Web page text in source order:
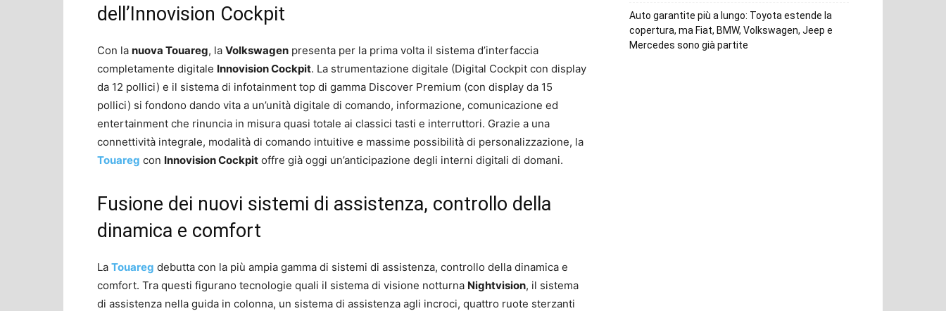
dell’Innovision Cockpit
Con la nuova Touareg, la Volkswagen presenta per la prima volta il sistema d’interfaccia
completamente digitale Innovision Cockpit. La strumentazione digitale (Digital Cockpit con display
da 12 pollici) e il sistema di infotainment top di gamma Discover Premium (con display da 15
pollici) si fondono dando vita a un’unità digitale di comando, informazione, comunicazione ed
entertainment che rinuncia in misura quasi totale ai classici tasti e interruttori. Grazie a una
connettività integrale, modalità di comando intuitive e massime possibilità di personalizzazione, la
Touareg con Innovision Cockpit offre già oggi un’anticipazione degli interni digitali di domani.
Fusione dei nuovi sistemi di assistenza, controllo della
dinamica e comfort
La Touareg debutta con la più ampia gamma di sistemi di assistenza, controllo della dinamica e
comfort. Tra questi figurano tecnologie quali il sistema di visione notturna Nightvision, il sistema
di assistenza nella guida in colonna, un sistema di assistenza agli incroci, quattro ruote sterzanti
Auto garantite più a lungo: Toyota estende la
copertura, ma Fiat, BMW, Volkswagen, Jeep e
Mercedes sono già partite